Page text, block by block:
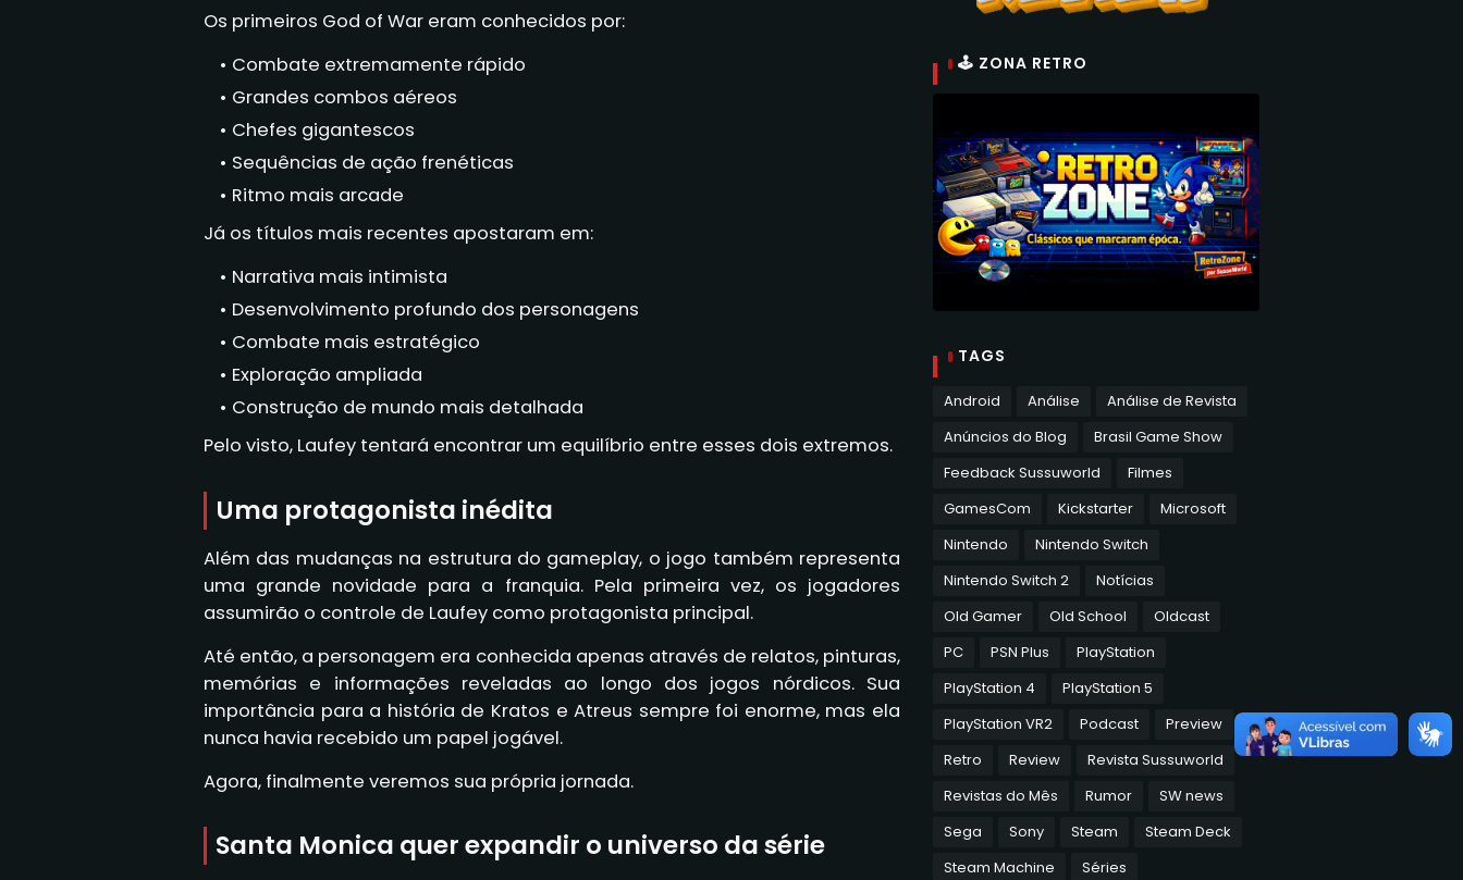
Os primeiros God of War eram conhecidos por:
Combate extremamente rápido
Grandes combos aéreos
Chefes gigantescos
Sequências de ação frenéticas
Ritmo mais arcade
Já os títulos mais recentes apostaram em:
Narrativa mais intimista
Desenvolvimento profundo dos personagens
Combate mais estratégico
Exploração ampliada
Construção de mundo mais detalhada
Pelo visto, Laufey tentará encontrar um equilíbrio entre esses dois extremos.
Uma protagonista inédita
Além das mudanças na estrutura do gameplay, o jogo também representa
uma grande novidade para a franquia. Pela primeira vez, os jogadores
assumirão o controle de Laufey como protagonista principal.
Até então, a personagem era conhecida apenas através de relatos, pinturas,
memórias e informações reveladas ao longo dos jogos nórdicos. Sua
importância para a história de Kratos e Atreus sempre foi enorme, mas ela
nunca havia recebido um papel jogável.
Agora, finalmente veremos sua própria jornada.
Santa Monica quer expandir o universo da série
🕹 ZONA RETRO
TAGS
Android Análise
Análise de Revista
Anúncios do Blog
Brasil Game Show
Feedback Sussuworld
Filmes
GamesCom
Kickstarter
Microsoft
Nintendo
Nintendo Switch
Nintendo Switch 2
Notícias
Old Gamer
Old School
Oldcast
PC
PSN Plus
PlayStation
PlayStation 4
PlayStation 5
PlayStation VR2
Podcast
Preview
Retro
Review
Revista Sussuworld
Revistas do Mês
Rumor
SW news
Sega
Sony Steam
Steam Deck
Steam Machine
Séries